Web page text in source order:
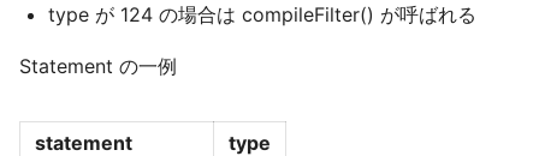
type が 124 の場合は compileFilter() が呼ばれる
Statement の一例
statement type